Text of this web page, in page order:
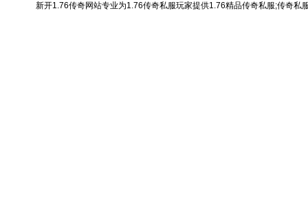
新开1.76传奇网站专业为1.76传奇私服玩家提供1.76精品传奇私服;传奇